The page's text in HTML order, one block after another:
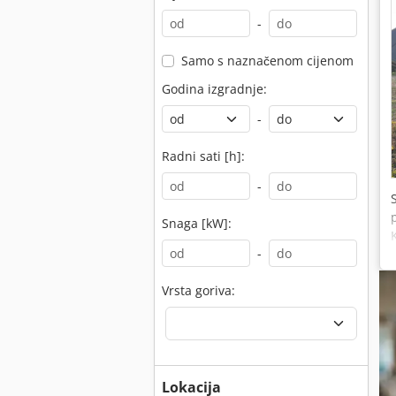
-
Samo s naznačenom cijenom
Godina izgradnje:
-
Radni sati [h]:
-
Snaga [kW]:
-
Vrsta goriva:
Lokacija